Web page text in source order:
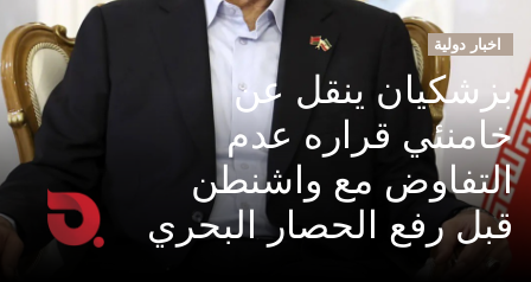
اخبار دولية
بزشكيان ينقل عن
خامنئي قراره عدم
التفاوض مع واشنطن
قبل رفع الحصار البحري